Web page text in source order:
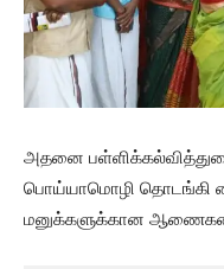
அதனை
பொய்யாமொழி தொடங்கி
மனுக்களுக்கான